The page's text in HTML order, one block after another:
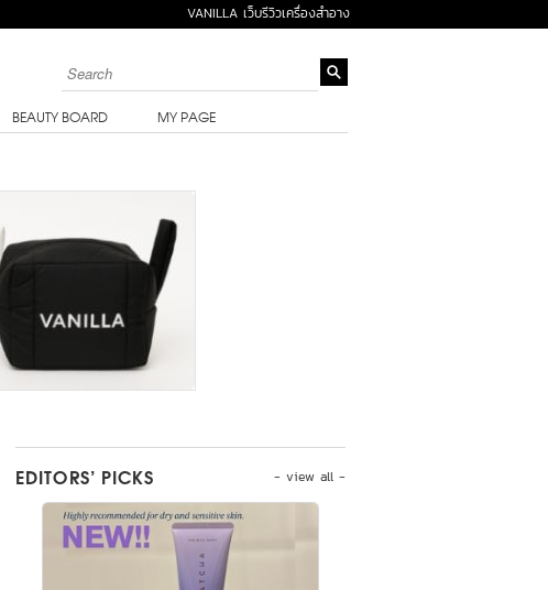
VANILLA เว็บรีวิวเครื่องสำอาง
BEAUTY BOARD MY PAGE
- view all -
EDITORS’ PICKS